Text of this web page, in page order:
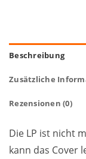
Beschreibung
Zusätzliche
Rezensionen (0)
Die LP ist nicht
kann das Cover